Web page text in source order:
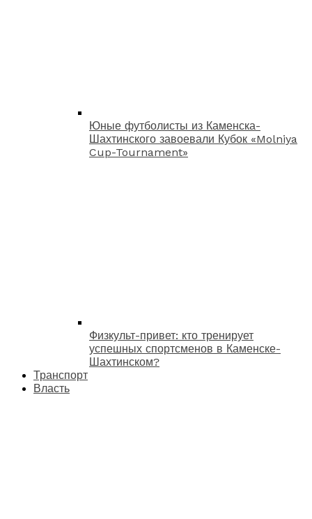
Юные футболисты из Каменска-
Шахтинского завоевали Кубок «Molniya
Cup-Tournament»
Физкульт-привет: кто тренирует
успешных спортсменов в Каменске-
Шахтинском?
Транспорт
Власть